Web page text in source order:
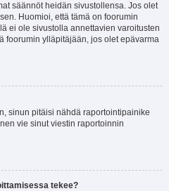
säännöt heidän sivustollensa. Jos olet
Huomioi, että tämä on foorumin
ei ole sivustolla annettavien varoitusten
foorumin ylläpitäjään, jos olet epävarma
sinun pitäisi nähdä raportointipainike
vie sinut viestin raportoinnin
tekee?